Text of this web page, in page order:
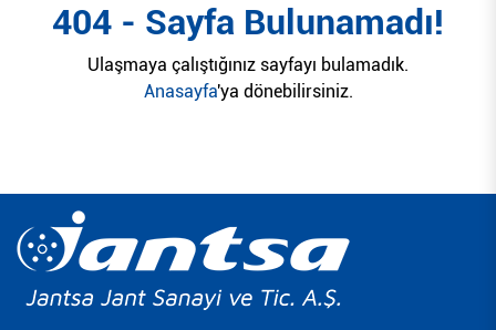
404 - Sayfa Bulunamadı!
Ulaşmaya çalıştığınız sayfayı bulamadık.
Anasayfa'ya dönebilirsiniz.